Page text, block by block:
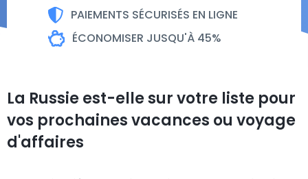
PAIEMENTS SÉCURISÉS EN LIGNE
ÉCONOMISER JUSQU'À 45%
La Russie est-elle sur votre liste pour
vos prochaines vacances ou voyage
d'affaires